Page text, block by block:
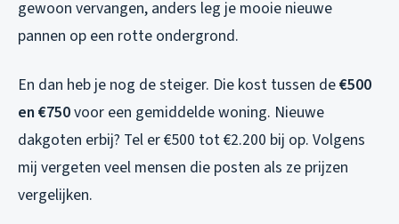
gewoon vervangen, anders leg je mooie nieuwe
pannen op een rotte ondergrond.
En dan heb je nog de steiger. Die kost tussen de€500
en €750voor een gemiddelde woning. Nieuwe
dakgoten erbij? Tel er €500 tot €2.200 bij op. Volgens
mij vergeten veel mensen die posten als ze prijzen
vergelijken.